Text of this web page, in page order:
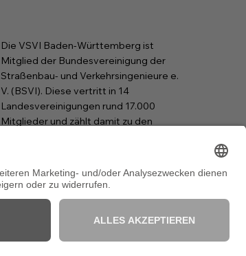
Die VSVI Baden-Württemberg ist
Mitglied der Bundesvereinigung der
Straßenbau- und Verkehrsingenieure e.
V. (BSVI). Diese vertritt in 14
Landesvereinigungen rund 17.000
Mitglieder und zählt damit zu den